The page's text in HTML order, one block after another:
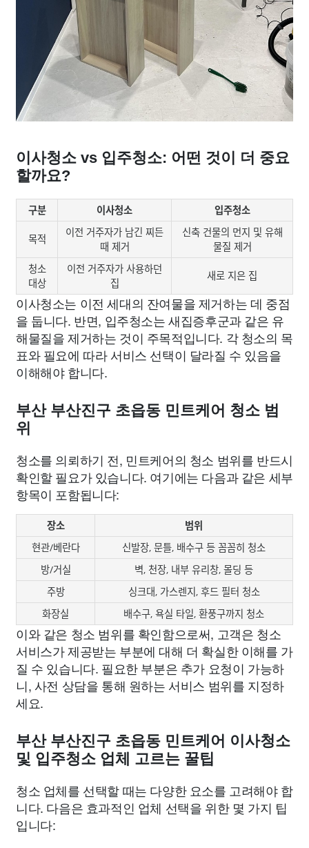
이사청소 vs 입주청소: 어떤 것이 더 중요
할까요?
구분 이사청소 입주청소
목적
이전 거주자가 남긴 찌든
때 제거
신축 건물의 먼지 및 유해
물질 제거
청소
대상
이전 거주자가 사용하던
집
새로 지은 집
이사청소는 이전 세대의 잔여물을 제거하는 데 중점
을 둡니다. 반면, 입주청소는 새집증후군과 같은 유
해물질을 제거하는 것이 주목적입니다. 각 청소의 목
표와 필요에 따라 서비스 선택이 달라질 수 있음을
이해해야 합니다.
부산 부산진구 초읍동 민트케어 청소 범
위
청소를 의뢰하기 전, 민트케어의 청소 범위를 반드시
확인할 필요가 있습니다. 여기에는 다음과 같은 세부
항목이 포함됩니다:
장소
범위
현관/베란다
신발장, 문틀, 배수구 등 꼼꼼히 청소
방/거실
벽, 천장, 내부 유리창, 몰딩 등
주방
싱크대, 가스렌지, 후드 필터 청소
화장실
배수구, 욕실 타일, 환풍구까지 청소
이와 같은 청소 범위를 확인함으로써, 고객은 청소
서비스가 제공받는 부분에 대해 더 확실한 이해를 가
질 수 있습니다. 필요한 부분은 추가 요청이 가능하
니, 사전 상담을 통해 원하는 서비스 범위를 지정하
세요.
부산 부산진구 초읍동 민트케어 이사청소
및 입주청소 업체 고르는 꿀팁
청소 업체를 선택할 때는 다양한 요소를 고려해야 합
니다. 다음은 효과적인 업체 선택을 위한 몇 가지 팁
입니다: